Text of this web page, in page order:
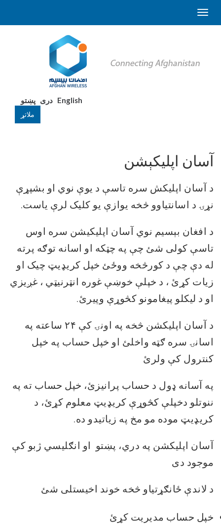
English دری پښتو
ملاتړ
آسان اپلیکېشن
د آسان اپلیکش سره تاسې د یوې نوي او بشپړې
نړۍ د اسانتیاوو څخه یوازې یو کلیک لرې یاست.
د افغان بېسیم نوي آسان اپلیکیشن سره اوس
تاسې کولی شئ چې په چټکه او اسانه توګه پرته
له دې چې د کورڅخه ووځئ خپل کریډیټ چیک او
زیات کړئ ، د خپلې خوښې غوره انټرنیټي ، غږیزي
او د لیکلو پیغامونو کڅوړې وپیرئ.
د آسان اپلیکشن څخه په اونۍ کې ۲۴ ساعته په
اسانۍ سره ګټه واخلئ او خپل حساب په خپل
کنترول کې ولرئ
په آسانه ډول د حساب پرانیزئ، خپل حساب ته په
ننوتلو دخپلې کڅوړې کریډیټ معلوم کړئ، د
کریډیټ موده مو مخ په زیاتیدو ده.
آسان اپلیکشن په دري، پښتو او انګلیسي ژبو کې
موجود دی
د لاندې ځانګړتیاو څخه خوند اخیستلی شئ
خپل حساب مدیریت کړئ